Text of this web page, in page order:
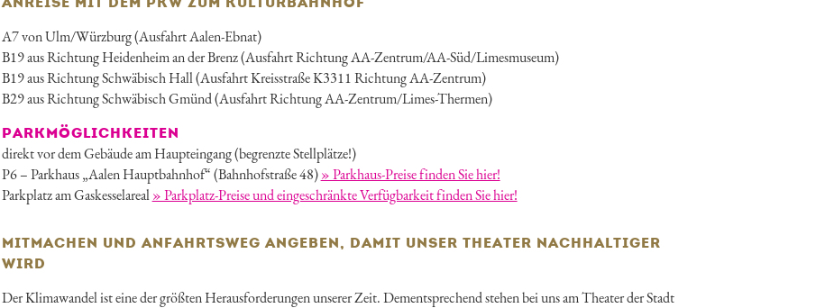
A7 von Ulm/Würzburg (Ausfahrt Aalen-Ebnat)
B19 aus Richtung Heidenheim an der Brenz (Ausfahrt Richtung AA-Zentrum/AA-Süd/Limesmuseum)
B19 aus Richtung Schwäbisch Hall (Ausfahrt Kreisstraße K3311 Richtung AA-Zentrum)
B29 aus Richtung Schwäbisch Gmünd (Ausfahrt Richtung AA-Zentrum/Limes-Thermen)
PARKMÖGLICHKEITEN
direkt vor dem Gebäude am Haupteingang (begrenzte Stellplätze!)
P6 – Parkhaus „Aalen Hauptbahnhof“ (Bahnhofstraße 48)» Parkhaus-Preise finden Sie hier!
Parkplatz am Gaskesselareal» Parkplatz-Preise und eingeschränkte Verfügbarkeit finden Sie hier!
MITMACHEN UND ANFAHRTSWEG ANGEBEN, DAMIT UNSER THEATER NACHHALTIGER
WIRD
Der Klimawandel ist eine der größten Herausforderungen unserer Zeit. Dementsprechend stehen bei uns am Theater der Stadt